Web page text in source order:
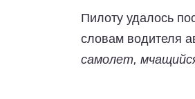
Пилоту удалось
словам водителя
самолет,